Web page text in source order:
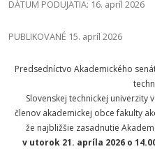
DÁTUM PODUJATIA: 16. apríl 2026
PUBLIKOVANÉ 15. apríl 2026
Predsedníctvo Akademického
Slovenskej technickej
členov akademickej obce fakulty
že najbližšie zasadnutie
v utorok 21. apríla 2026 o